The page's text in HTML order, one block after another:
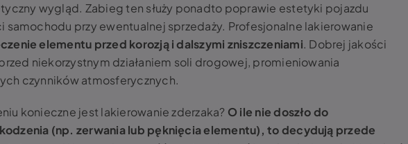
wygląd. Zabieg ten służy ponadto poprawie estetyki pojazdu
samochodu przy ewentualnej sprzedaży. Profesjonalne lakierowanie
elementu przed korozją i dalszymi zniszczeniami. Dobrej jakości
niekorzystnym działaniem soli drogowej, promieniowania
czynników atmosferycznych.
konieczne jest lakierowanie zderzaka? O ile nie doszło do
(np. zerwania lub pęknięcia elementu), to decydują przede